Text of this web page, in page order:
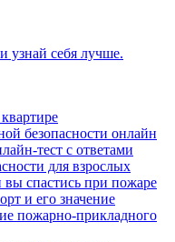
узнай себя лучше.
безопасности онлайн
тест с ответами
для взрослых
спастись при пожаре
и его значение
пожарно-прикладного